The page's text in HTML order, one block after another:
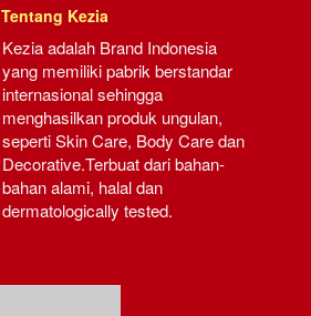
Tentang Kezia
Kezia adalah Brand Indonesia
yang memiliki pabrik berstandar
internasional sehingga
menghasilkan produk ungulan,
seperti Skin Care, Body Care dan
Decorative.Terbuat dari bahan-
bahan alami, halal dan
dermatologically tested.